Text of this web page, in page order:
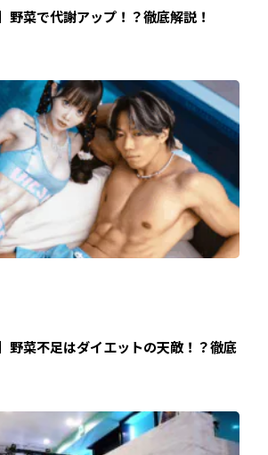
野菜で代謝アップ！？徹底解説！
野菜不足はダイエットの天敵！？徹底